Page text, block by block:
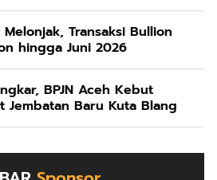
Melonjak, Transaksi Bullion
hingga Juni 2026
BPJN Aceh Kebut
Jembatan Baru Kuta Blang